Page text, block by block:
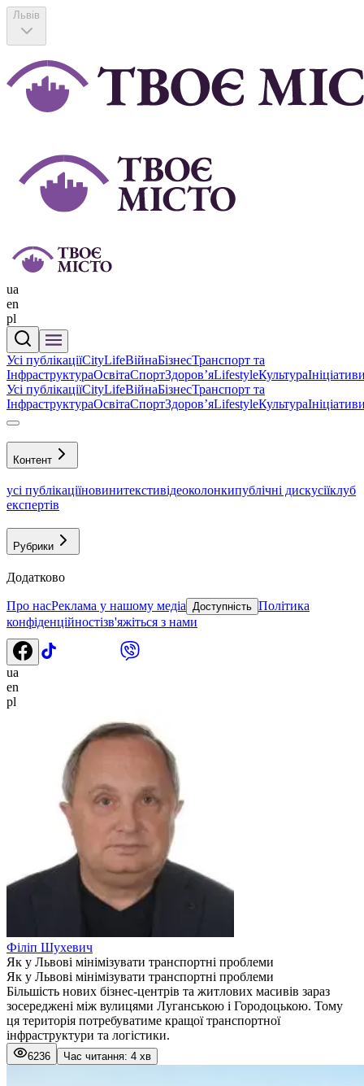
Львів
ua
en
pl
Усі публікаціїCityLifeВійнаБізнесТранспорт та
ІнфраструктураОсвітаСпортЗдоровʼяLifestyleКультура
Усі публікаціїCityLifeВійнаБізнесТранспорт та
ІнфраструктураОсвітаСпортЗдоровʼяLifestyleКультура
Контент
усі публікаціїновинитекстивідеоколонкипублічні дискусіїклуб
експертів
Рубрики
Додатково
Про насРеклама у нашому медіа Доступність Політика
конфіденційностізв'яжіться з нами
ua
en
pl
Філіп Шухевич
Як у Львові мінімізувати транспортні проблеми
Як у Львові мінімізувати транспортні проблеми
Більшість нових бізнес-центрів та житлових масивів зараз
зосереджені між вулицями Луганською і Городоцькою. Тому
ця територія потребуватиме кращої транспортної
інфраструктури та логістики.
6236 Час читання: 4 хв